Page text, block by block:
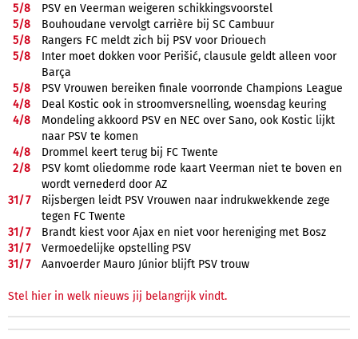
5/8
PSV en Veerman weigeren schikkingsvoorstel
5/8
Bouhoudane vervolgt carrière bij SC Cambuur
5/8
Rangers FC meldt zich bij PSV voor Driouech
5/8
Inter moet dokken voor Perišić, clausule geldt alleen voor
Barça
5/8
PSV Vrouwen bereiken finale voorronde Champions League
4/8
Deal Kostic ook in stroomversnelling, woensdag keuring
4/8
Mondeling akkoord PSV en NEC over Sano, ook Kostic lijkt
naar PSV te komen
4/8
Drommel keert terug bij FC Twente
2/8
PSV komt oliedomme rode kaart Veerman niet te boven en
wordt vernederd door AZ
31/7
Rijsbergen leidt PSV Vrouwen naar indrukwekkende zege
tegen FC Twente
31/7
Brandt kiest voor Ajax en niet voor hereniging met Bosz
31/7
Vermoedelijke opstelling PSV
31/7 Aanvoerder Mauro Júnior blijft PSV trouw
Stel hier in welk nieuws jij belangrijk vindt.